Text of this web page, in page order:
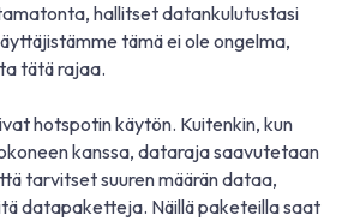
hallitset datankulutustasi
tämä ei ole ongelma,
tätä rajaa.
hotspotin käytön. Kuitenkin, kun
kanssa, dataraja saavutetaan
tarvitset suuren määrän dataa,
datapaketteja. Näillä paketeilla saat